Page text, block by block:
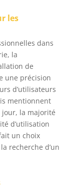
et stables.
pour
yeux et
le laser
【
&
】
du niveau
et ajuster
la plage
de
le plus
les
dans
la
de
une précision
d’utilisateurs
mentionnent
la majorité
d’utilisation
un choix
recherche d’un